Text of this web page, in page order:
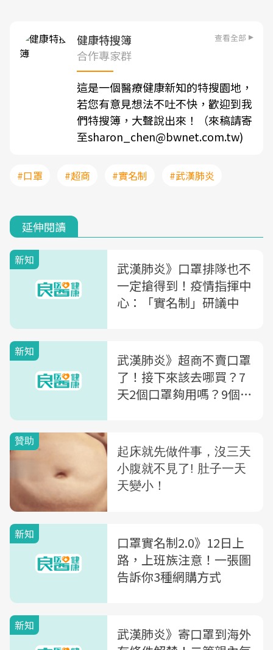
健康特搜簿 查看全部
合作專家群
這是一個醫療健康新知的特搜園地，
若您有意見想法不吐不快，歡迎到我
們特搜簿，大聲說出來！（來稿請寄
至sharon_chen@bwnet.com.tw)
#口罩 #超商 #實名制 #武漢肺炎
延伸閱讀
新知
武漢肺炎》口罩排隊也不
一定搶得到！疫情指揮中
心：「實名制」研議中
新知
武漢肺炎》超商不賣口罩
了！接下來該去哪買？7
天2個口罩夠用嗎？9個疑
新知
口罩實名制2.0》12日上
路，上班族注意！一張圖
告訴你3種網購方式
新知
武漢肺炎》寄口罩到海外